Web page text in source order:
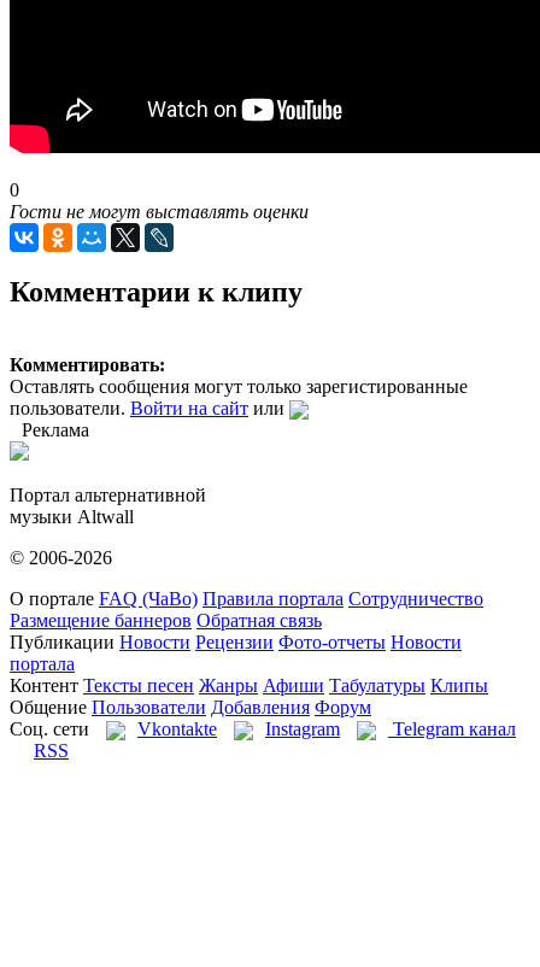
0
Гости не могут выставлять оценки
Комментарии к клипу
Комментировать:
Оставлять сообщения могут только зарегистированные
пользователи. Войти на сайт или
Реклама
Портал альтернативной
музыки Altwall
© 2006-2026
О портале FAQ (ЧаВо) Правила портала Сотрудничество
Размещение баннеров Обратная связь
Публикации Новости Рецензии Фото-отчеты Новости
портала
Контент Тексты песен Жанры Афиши Табулатуры Клипы
Общение Пользователи Добавления Форум
Соц. сети
Vkontakte Instagram
Telegram канал
RSS